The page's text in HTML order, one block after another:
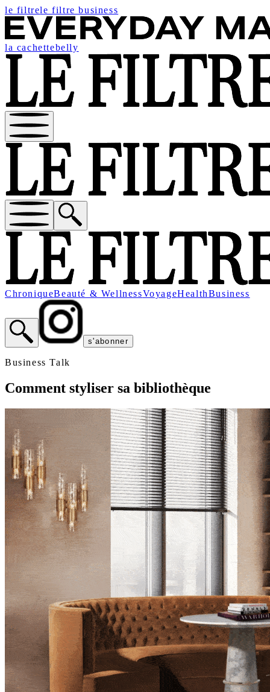
le filtrele filtre business
la cachettebelly
ChroniqueBeauté & WellnessVoyageHealthBusiness
s'abonner
Business Talk
Comment styliser sa bibliothèque